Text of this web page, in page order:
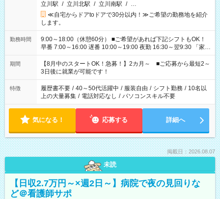
立川駅 / 立川北駅 / 立川南駅 / …
≪自宅からドアtoドアで30分以内！≫ご希望の勤務地を紹介
します。
勤務時間
9:00～18:00（休憩60分） ■ご希望があれば下記シフトもOK！
早番 7:00～16:00 遅番 10:00～19:00 夜勤 16:30～翌9:30 「家族
と休みを合わせたい」 「余裕を持って夕飯の準備がしたい」
「できれば残業はしたくない」 など、ご希望を教えてください
ね。 ※Wワーク希望の方へ 今ご覧のお仕事で希望する勤務時間
と、もう1つのお仕事の勤務時間。 合計で週40時間を超える場
合は応募できません。
期間
【8月中のスタートOK！急募！】2カ月～ ■ご応募から最短2～
3日後に就業が可能です！
特徴 履歴書不要 / 40～50代活躍中 / 服装自由 / シフト勤務 / 10名以
上の大量募集 / 電話対応なし / パソコンスキル不要
気になる！ 応募する 詳細へ
掲載日：2026.08.07
未読
【日収2.7万円～×週2日～】病院で夜の見回りな
ど＠看護師サポ